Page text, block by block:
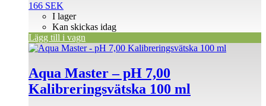
166 SEK
I lager
Kan skickas idag
Lägg till i vagn
Aqua Master – pH 7,00
Kalibreringsvätska 100 ml